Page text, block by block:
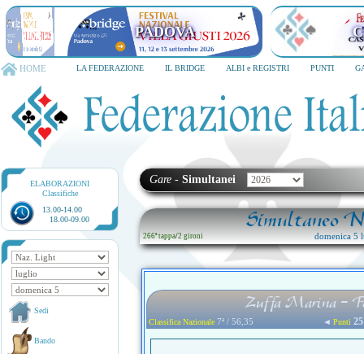
PADOVA
HOME LA FEDERAZIONE IL BRIDGE ALBI e REGISTRI PUNTI
ELABORAZIONI
Classifiche
13.00-14.00
18.00-09.00
Sedi
Bando
Gare - Simultanei
Simultaneo
266ª tappa/2 gironi domenica 5
Zuffa Marina -
Classifica Nazionale 7ª / 56,35 ◄ Punti 25